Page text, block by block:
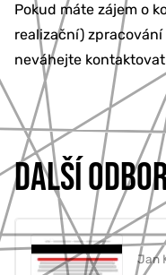
Pokud máte zájem o
realizační) zpracování
neváhejte
DALŠÍ
Jan